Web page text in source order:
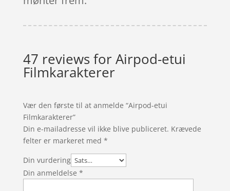
47 reviews forAirpod-etui
Filmkarakterer
Vær den første til at anmelde “Airpod-etui
Filmkarakterer”
Din e-mailadresse vil ikke blive publiceret. Krævede
felter er markeret med *
Din vurdering
Din anmeldelse *